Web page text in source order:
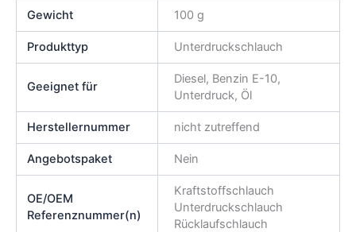
Gewicht 100 g
Produkttyp Unterdruckschlauch
Geeignet für
Diesel, Benzin E-10,
Unterdruck, Öl
Herstellernummer nicht zutreffend
Angebotspaket Nein
OE/OEM
Referenznummer(n)
Kraftstoffschlauch
Unterdruckschlauch
Rücklaufschlauch